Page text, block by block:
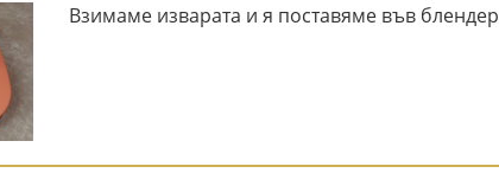
Взимаме изварата и я поставяме във блендер